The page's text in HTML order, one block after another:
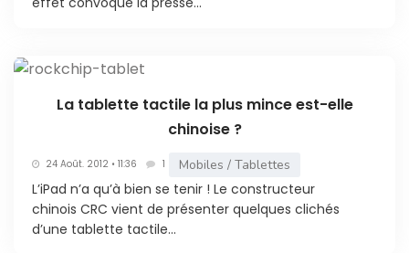
La tablette tactile la plus mince est-elle
chinoise ?
24 Août. 2012 • 11:36 1 Mobiles / Tablettes
L’iPad n’a qu’à bien se tenir ! Le constructeur
chinois CRC vient de présenter quelques clichés
d’une tablette tactile...